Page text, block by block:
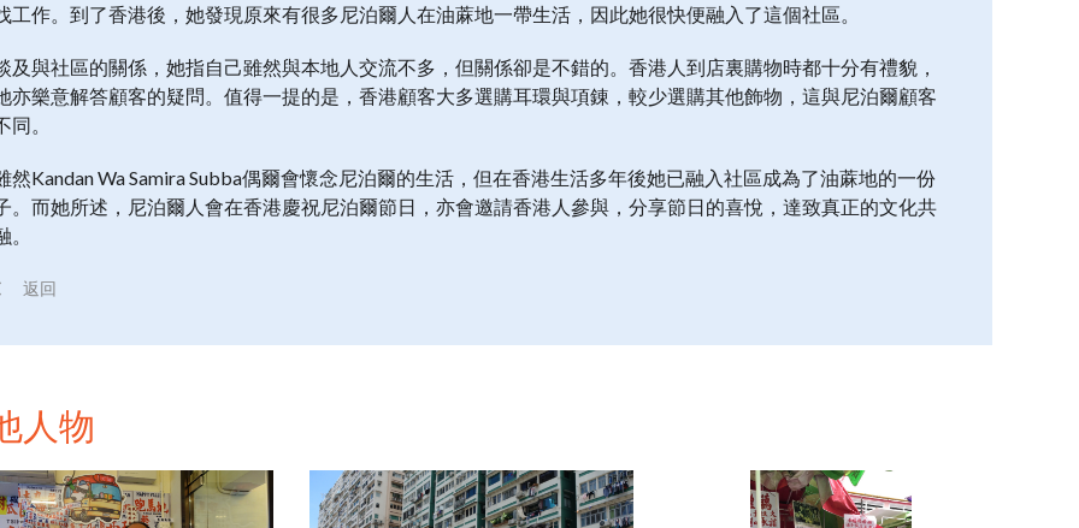
工作。到了香港後，她發現原來有很多尼泊爾人在油蔴地一帶生活，因此她很快便融入了這個社區。
及與社區的關係，她指自己雖然與本地人交流不多，但關係卻是不錯的。香港人到店裏購物時都十分有禮貌，
亦樂意解答顧客的疑問。值得一提的是，香港顧客大多選購耳環與項錬，較少選購其他飾物，這與尼泊爾顧客
同。
然Kandan Wa Samira Subba偶爾會懷念尼泊爾的生活，但在香港生活多年後她已融入社區成為了油蔴地的一份
。而她所述，尼泊爾人會在香港慶祝尼泊爾節日，亦會邀請香港人參與，分享節日的喜悅，達致真正的文化共
。
返回
人物